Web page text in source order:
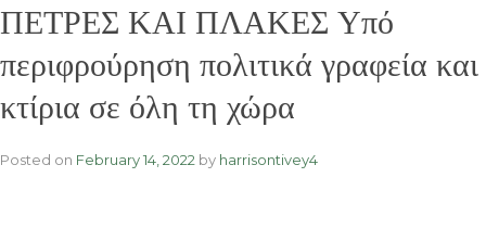
ΠΕΤΡΕΣ ΚΑΙ ΠΛΑΚΕΣ Υπό
περιφρούρηση πολιτικά γραφεία και
κτίρια σε όλη τη χώρα
Posted on February 14, 2022 by harrisontivey4